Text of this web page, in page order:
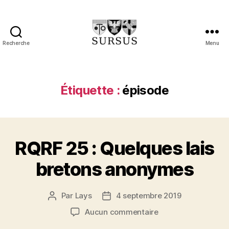
Recherche Menu
Étiquette : épisode
RQRF 25 : Quelques lais
bretons anonymes
Auteur
l’article
Par Lays
Date4 septembre 2019
Aucun commentairesur